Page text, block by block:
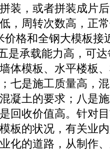
装，或者拼装成片
，周转次数高，正
价格和全钢大模板接
是承载能力高，可
体模板、水平楼板
七是施工质量高，
凝土的要求；八是
回收价值高。针对
板的状况，有关业
化的道路，从制作